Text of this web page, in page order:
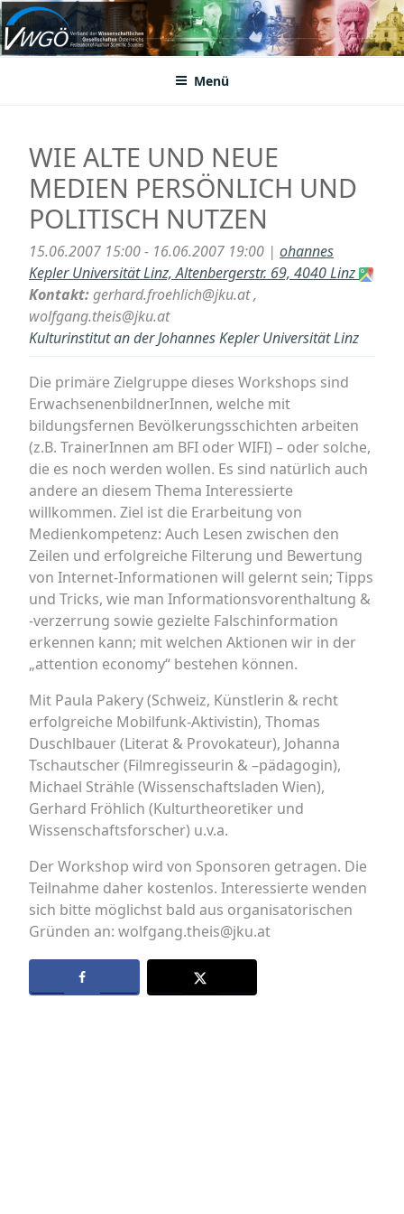
Zum
Inhalt
springenVWGÖ
Federation of Austrian Scientific Societies
Menü
WIE ALTE UND NEUE
MEDIEN PERSÖNLICH UND
POLITISCH NUTZEN
15.06.2007 15:00 - 16.06.2007 19:00 | ohannes
Kepler Universität Linz, Altenbergerstr. 69, 4040 Linz
Kontakt:gerhard.froehlich@jku.at ,
wolfgang.theis@jku.at
Kulturinstitut an der Johannes Kepler Universität Linz
Die primäre Zielgruppe dieses Workshops sind
ErwachsenenbildnerInnen, welche mit
bildungsfernen Bevölkerungsschichten arbeiten
(z.B. TrainerInnen am BFI oder WIFI) – oder solche,
die es noch werden wollen. Es sind natürlich auch
andere an diesem Thema Interessierte
willkommen. Ziel ist die Erarbeitung von
Medienkompetenz: Auch Lesen zwischen den
Zeilen und erfolgreiche Filterung und Bewertung
von Internet-Informationen will gelernt sein; Tipps
und Tricks, wie man Informationsvorenthaltung &
-verzerrung sowie gezielte Falschinformation
erkennen kann; mit welchen Aktionen wir in der
„attention economy“ bestehen können.
Mit Paula Pakery (Schweiz, Künstlerin & recht
erfolgreiche Mobilfunk-Aktivistin), Thomas
Duschlbauer (Literat & Provokateur), Johanna
Tschautscher (Filmregisseurin & –pädagogin),
Michael Strähle (Wissenschaftsladen Wien),
Gerhard Fröhlich (Kulturtheoretiker und
Wissenschaftsforscher) u.v.a.
Der Workshop wird von Sponsoren getragen. Die
Teilnahme daher kostenlos. Interessierte wenden
sich bitte möglichst bald aus organisatorischen
Gründen an: wolfgang.theis@jku.at